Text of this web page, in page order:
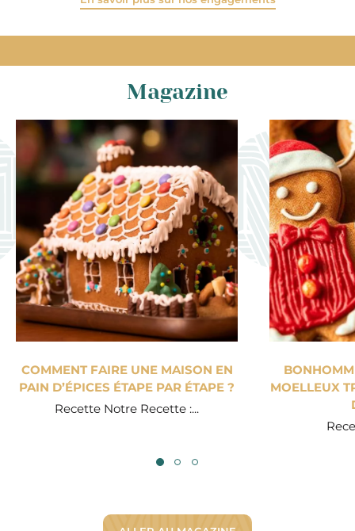
Magazine
COMMENT FAIRE UNE MAISON EN
PAIN D’ÉPICES ÉTAPE PAR ÉTAPE ?
Recette Notre Recette :...
MOELLEUX